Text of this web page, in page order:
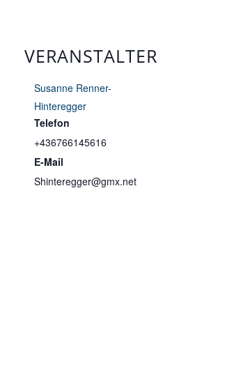
VERANSTALTER
Susanne Renner-
Hinteregger
Telefon
+436766145616
E-Mail
Shinteregger@gmx.net